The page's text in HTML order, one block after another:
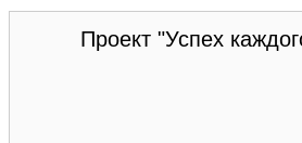
Проект "Успех